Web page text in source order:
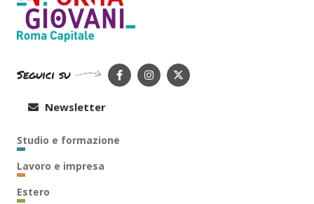
Seguici su
Newsletter
Studio e formazione
Lavoro e impresa
Estero